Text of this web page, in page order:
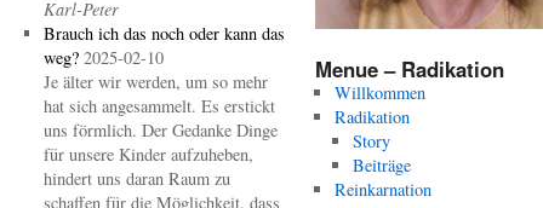
Karl-Peter
Brauch ich das noch oder kann das
weg? 2025-02-10
Je älter wir werden, um so mehr
hat sich angesammelt. Es erstickt
uns förmlich. Der Gedanke Dinge
für unsere Kinder aufzuheben,
hindert uns daran Raum zu
schaffen für die Möglichkeit, dass
Menue – Radikation
Willkommen
Radikation
Story
Beiträge
Reinkarnation